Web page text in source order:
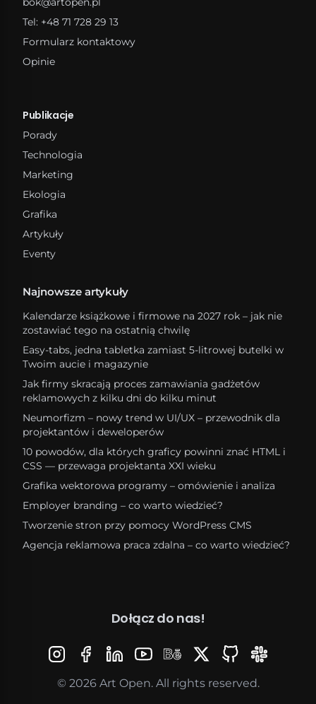
Tel: +48 71 728 29 13
Formularz kontaktowy
Opinie
Publikacje
Porady
Technologia
Marketing
Ekologia
Grafika
Artykuły
Eventy
Najnowsze artykuły
Kalendarze książkowe i firmowe na 2027 rok – jak nie
zostawiać tego na ostatnią chwilę
Easy-tabs, jedna tabletka zamiast 5-litrowej butelki w
Twoim aucie i magazynie
Jak firmy skracają proces zamawiania gadżetów
reklamowych z kilku dni do kilku minut
Neumorfizm – nowy trend w UI/UX – przewodnik dla
projektantów i deweloperów
10 powodów, dla których graficy powinni znać HTML i
CSS — przewaga projektanta XXI wieku
Grafika wektorowa programy – omówienie i analiza
Employer branding – co warto wiedzieć?
Tworzenie stron przy pomocy WordPress CMS
Agencja reklamowa praca zdalna – co warto wiedzieć?
Dołącz do nas!
© 2026 Art Open. All rights reserved.